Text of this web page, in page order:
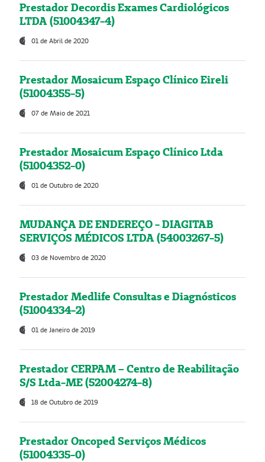
Prestador Decordis Exames Cardiológicos
LTDA (51004347-4)
01 de Abril de 2020
Prestador Mosaicum Espaço Clínico Eireli
(51004355-5)
07 de Maio de 2021
Prestador Mosaicum Espaço Clínico Ltda
(51004352-0)
01 de Outubro de 2020
MUDANÇA DE ENDEREÇO - DIAGITAB
SERVIÇOS MÉDICOS LTDA (54003267-5)
03 de Novembro de 2020
Prestador Medlife Consultas e Diagnósticos
(51004334-2)
01 de Janeiro de 2019
Prestador CERPAM – Centro de Reabilitação
S/S Ltda-ME (52004274-8)
18 de Outubro de 2019
Prestador Oncoped Serviços Médicos
(51004335-0)